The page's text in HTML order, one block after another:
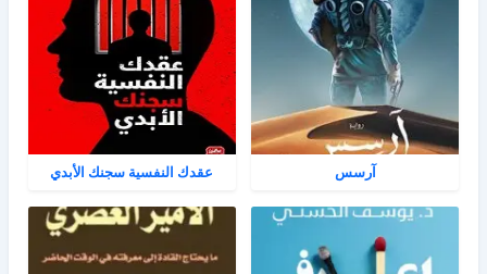
آرسس عقدك النفسية سجنك الأبدي